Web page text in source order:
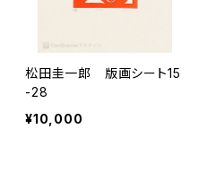
松田圭一郎 版画シート15
-28
¥10,000